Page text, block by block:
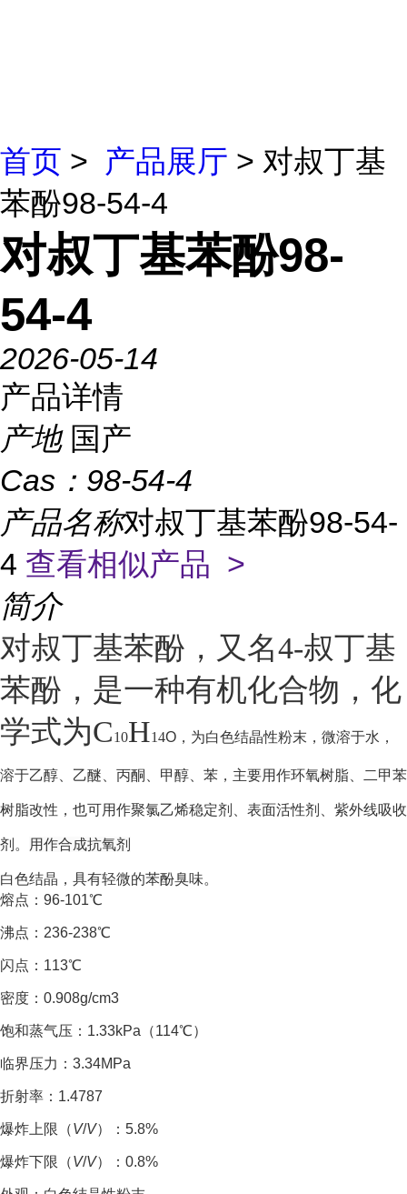
首页 > 产品展厅 > 对叔丁基
苯酚98-54-4
对叔丁基苯酚98-
54-4
2026-05-14
产品详情
产地 国产
Cas： 98-54-4
产品名称对叔丁基苯酚98-54-
4 查看相似产品 >
简介
对叔丁基苯酚，又名4-叔丁基
苯酚，是一种有机化合物，化
学式为C10H14O，为白色结晶性粉末，微溶于水，
溶于乙醇、乙醚、丙酮、甲醇、苯，主要用作环氧树脂、二甲苯
树脂改性，也可用作聚氯乙烯稳定剂、表面活性剂、紫外线吸收
剂。 用作合成抗氧剂
白色结晶，具有轻微的苯酚臭味。
熔点：96-101℃
沸点：236-238℃
闪点：113℃
密度：0.908g/cm3
饱和蒸气压：1.33kPa（114℃）
临界压力：3.34MPa
折射率：1.4787
爆炸上限（V/V）：5.8%
爆炸下限（V/V）：0.8%